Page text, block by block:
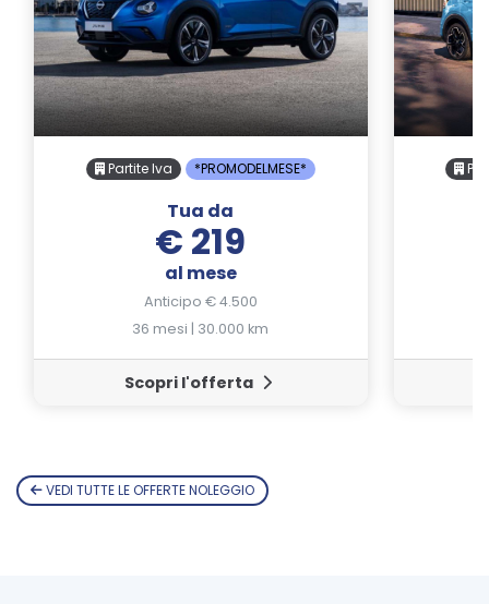
Partite Iva *PROMODELMESE*
Tua da
€ 219
al mese
Anticipo € 4.500
36 mesi | 30.000 km
Scopri l'offerta
VEDI TUTTE LE OFFERTE NOLEGGIO